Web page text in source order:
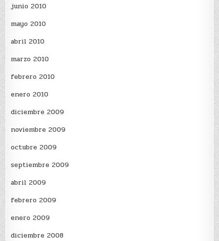
junio 2010
mayo 2010
abril 2010
marzo 2010
febrero 2010
enero 2010
diciembre 2009
noviembre 2009
octubre 2009
septiembre 2009
abril 2009
febrero 2009
enero 2009
diciembre 2008